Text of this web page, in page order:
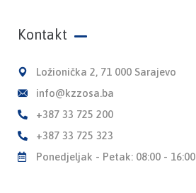
Kontakt
Ložionička 2, 71 000 Sarajevo
info@kzzosa.ba
+387 33 725 200
+387 33 725 323
Ponedjeljak - Petak: 08:00 - 16:00